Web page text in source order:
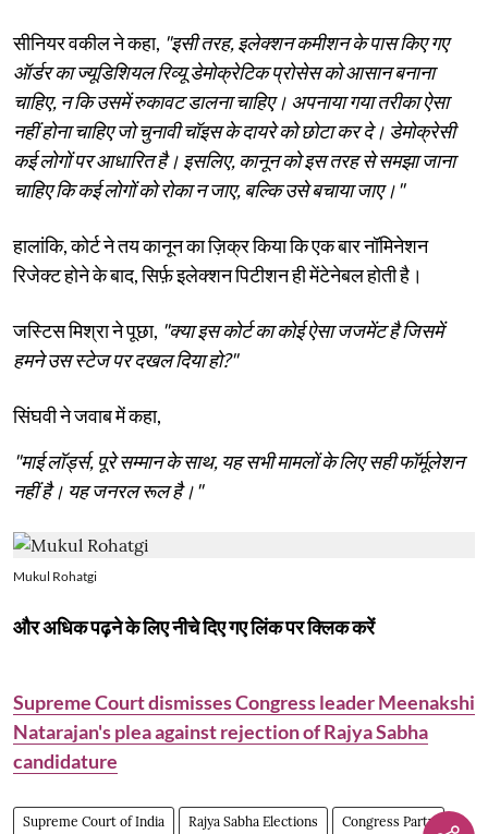
सीनियर वकील ने कहा, "इसी तरह, इलेक्शन कमीशन के पास किए गए
ऑर्डर का ज्यूडिशियल रिव्यू डेमोक्रेटिक प्रोसेस को आसान बनाना
चाहिए, न कि उसमें रुकावट डालना चाहिए। अपनाया गया तरीका ऐसा
नहीं होना चाहिए जो चुनावी चॉइस के दायरे को छोटा कर दे। डेमोक्रेसी
कई लोगों पर आधारित है। इसलिए, कानून को इस तरह से समझा जाना
चाहिए कि कई लोगों को रोका न जाए, बल्कि उसे बचाया जाए।"
हालांकि, कोर्ट ने तय कानून का ज़िक्र किया कि एक बार नॉमिनेशन
रिजेक्ट होने के बाद, सिर्फ़ इलेक्शन पिटीशन ही मेंटेनेबल होती है।
जस्टिस मिश्रा ने पूछा, "क्या इस कोर्ट का कोई ऐसा जजमेंट है जिसमें
हमने उस स्टेज पर दखल दिया हो?"
सिंघवी ने जवाब में कहा,
"माई लॉर्ड्स, पूरे सम्मान के साथ, यह सभी मामलों के लिए सही फॉर्मूलेशन
नहीं है। यह जनरल रूल है।"
Mukul Rohatgi
और अधिक पढ़ने के लिए नीचे दिए गए लिंक पर क्लिक करें
Supreme Court dismisses Congress leader Meenakshi
Natarajan's plea against rejection of Rajya Sabha
candidature
Supreme Court of India Rajya Sabha Elections Congress Party